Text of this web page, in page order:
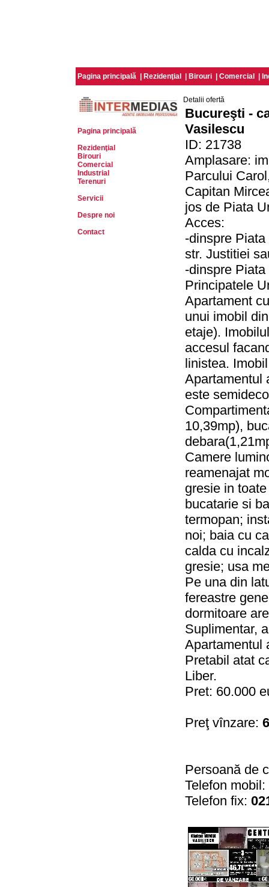
Pagina principală Rezidenţial Birouri Comercial
Pagina principală
Rezidenţial
Birouri
Comercial
Industrial
Terenuri
Servicii
Despre noi
Contact
Detalii ofertă
Bucureşti -
Vasilescu
ID: 21738
Amplasare:
Parcului
Capitan
jos de Piata
Acces:
-dinspre
str. Justitiei
-dinspre
Principatele
Apartament
unui imobil
etaje).
accesul
linistea.
Apartamentul
este
10,39mp),
Camere
reamenajat
gresie in
bucatarie si
termopan;
noi; baia cu
calda cu
gresie; usa
Pe una din
fereastre
dormitoare
Suplimentar,
Apartamentul
Pretabil atat
Liber.
Pret: 60.000
Preţ vînzare:
Persoană de
Telefon mobil:
Telefon fix: